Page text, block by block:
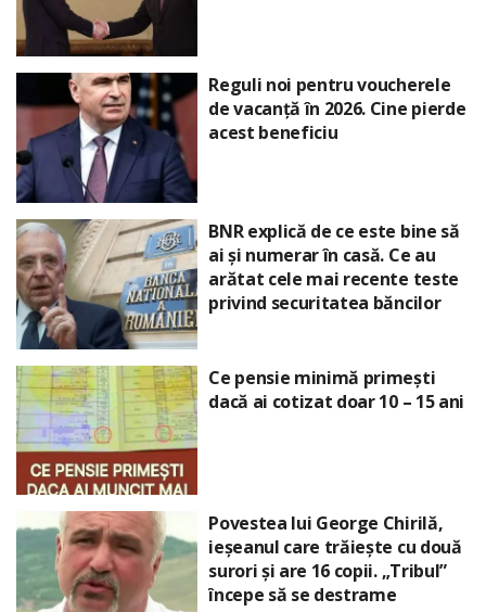
Reguli noi pentru voucherele
de vacanță în 2026. Cine pierde
acest beneficiu
BNR explică de ce este bine să
ai și numerar în casă. Ce au
arătat cele mai recente teste
privind securitatea băncilor
Ce pensie minimă primești
dacă ai cotizat doar 10 – 15 ani
Povestea lui George Chirilă,
ieșeanul care trăiește cu două
surori și are 16 copii. „Tribul”
începe să se destrame